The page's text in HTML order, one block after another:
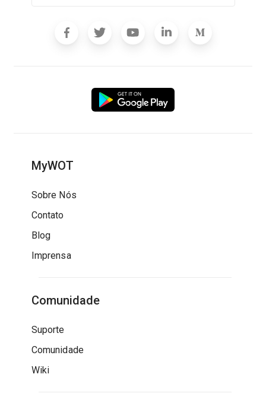
MyWOT
Sobre Nós
Contato
Blog
Imprensa
Comunidade
Suporte
Comunidade
Wiki